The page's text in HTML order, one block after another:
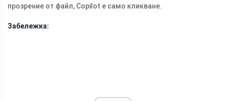
прозрение от файл, Copilot е само кликване.
Забележка: